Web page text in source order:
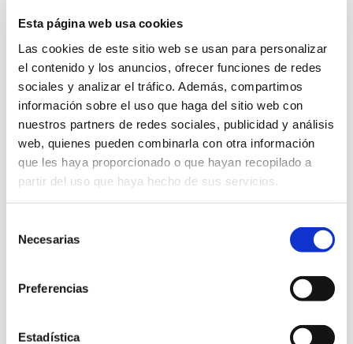
Esta página web usa cookies
Las cookies de este sitio web se usan para personalizar
el contenido y los anuncios, ofrecer funciones de redes
sociales y analizar el tráfico. Además, compartimos
información sobre el uso que haga del sitio web con
nuestros partners de redes sociales, publicidad y análisis
web, quienes pueden combinarla con otra información
que les haya proporcionado o que hayan recopilado a
partir del uso que haya hecho de sus servicios.
Necesarias
Preferencias
Estadística
Los cambios importantes suelen
venir acompañados de
movimientos internos y
emocionales. El Reiki ayuda a:
Liberar bloqueos energéticos
Favorecer claridad mental
Elevar la vibración personal
Abrirse a nuevas oportunidades